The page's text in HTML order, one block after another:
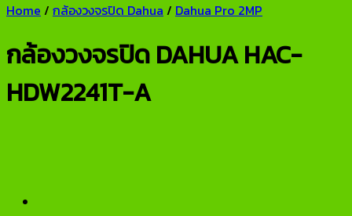
Home / กล้องวงจรปิด Dahua / Dahua Pro 2MP
กล้องวงจรปิด DAHUA HAC-
HDW2241T-A